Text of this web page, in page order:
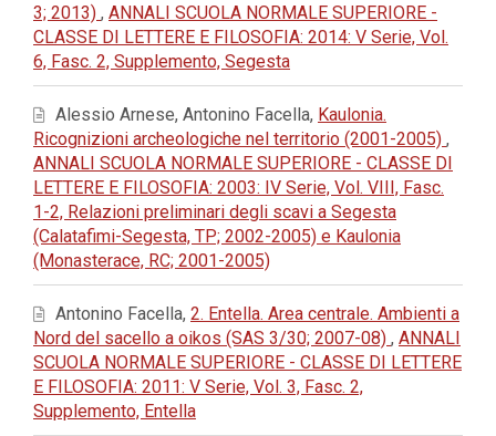
3; 2013) , ANNALI SCUOLA NORMALE SUPERIORE -
CLASSE DI LETTERE E FILOSOFIA: 2014: V Serie, Vol.
6, Fasc. 2, Supplemento, Segesta
Alessio Arnese, Antonino Facella, Kaulonia.
Ricognizioni archeologiche nel territorio (2001-2005) ,
ANNALI SCUOLA NORMALE SUPERIORE - CLASSE DI
LETTERE E FILOSOFIA: 2003: IV Serie, Vol. VIII, Fasc.
1-2, Relazioni preliminari degli scavi a Segesta
(Calatafimi-Segesta, TP; 2002-2005) e Kaulonia
(Monasterace, RC; 2001-2005)
Antonino Facella, 2. Entella. Area centrale. Ambienti a
Nord del sacello a oikos (SAS 3/30; 2007-08) , ANNALI
SCUOLA NORMALE SUPERIORE - CLASSE DI LETTERE
E FILOSOFIA: 2011: V Serie, Vol. 3, Fasc. 2,
Supplemento, Entella